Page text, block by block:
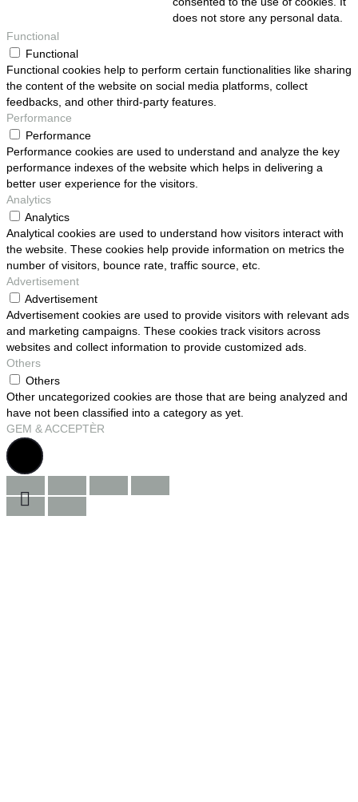
does not store any personal data.
Functional
Functional
Functional cookies help to perform certain functionalities like sharing
the content of the website on social media platforms, collect
feedbacks, and other third-party features.
Performance
Performance
Performance cookies are used to understand and analyze the key
performance indexes of the website which helps in delivering a
better user experience for the visitors.
Analytics
Analytics
Analytical cookies are used to understand how visitors interact with
the website. These cookies help provide information on metrics the
number of visitors, bounce rate, traffic source, etc.
Advertisement
Advertisement
Advertisement cookies are used to provide visitors with relevant ads
and marketing campaigns. These cookies track visitors across
websites and collect information to provide customized ads.
Others
Others
Other uncategorized cookies are those that are being analyzed and
have not been classified into a category as yet.
GEM & ACCEPTÈR